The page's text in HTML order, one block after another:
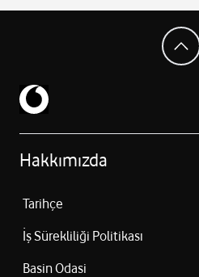
Zorlu lekeler
İnatçı kirler için arttırılmış su akışı
Tozu sıkıştırarak 30 güne kadar kapasite
Hijyenik boşaltma:
Eco Mod: Uzun süreli temizlik
Boost Modu: Yoğun ve inatçı kirler
Hakkımızda
Tarihçe
İş Sürekliliği Politikası
Basin Odasi